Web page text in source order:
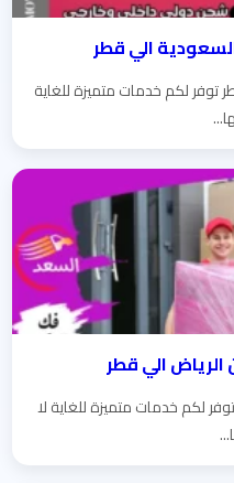
الي قطر
لكم خدمات متميزة للغاية
الي قطر
لكم خدمات متميزة للغاية لا